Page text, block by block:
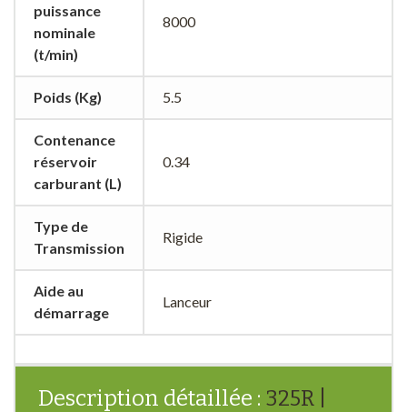
puissance
nominale
(t/min)
8000
Poids (Kg) 5.5
Contenance
réservoir
carburant (L)
0.34
Type de
Transmission
Rigide
Aide au
démarrage
Lanceur
Description détaillée : 325R |